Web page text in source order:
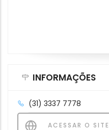
INFORMAÇÕES
(31) 3337 7778
ACESSAR O SITE